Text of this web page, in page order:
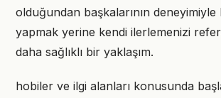
olduğundan başkalarının deneyimiyle
yapmak yerine kendi ilerlemenizi
daha sağlıklı bir yaklaşım.
hobiler ve ilgi alanları konusunda